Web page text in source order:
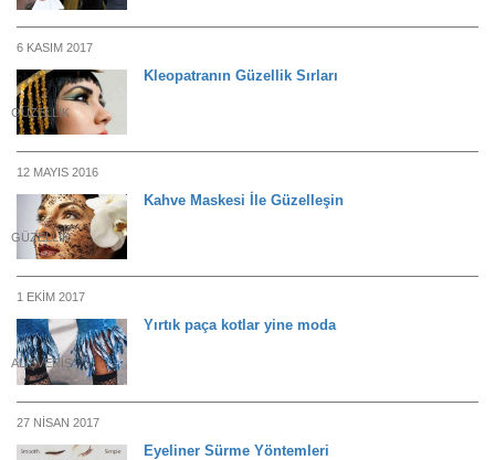
6 KASIM 2017
GÜZELLIK
Kleopatranın Güzellik Sırları
12 MAYIS 2016
GÜZELLIK
Kahve Maskesi İle Güzelleşin
1 EKIM 2017
ALIŞVERIŞ
Yırtık paça kotlar yine moda
27 NISAN 2017
Eyeliner Sürme Yöntemleri